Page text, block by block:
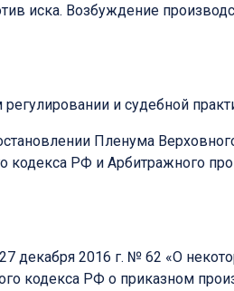
иска. Возбуждение
и судебной
Пленума
РФ и Арбитражного
декабря 2016 г. № 62 «О
кодекса РФ о приказном